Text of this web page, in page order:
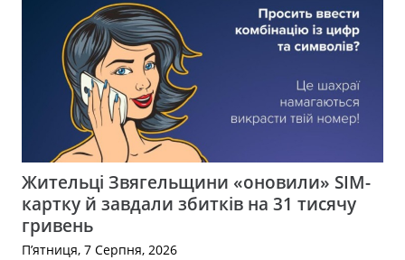
Жительці Звягельщини «оновили» SIM-
картку й завдали збитків на 31 тисячу
гривень
П’ятниця, 7 Серпня, 2026